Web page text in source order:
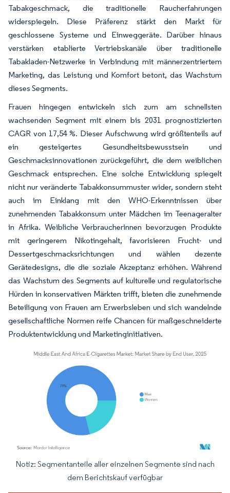
Tabakgeschmack, die traditionelle Raucherfahrungen
widerspiegeln. Diese Präferenz stärkt den Markt für
geschlossene Systeme und Einweggeräte. Darüber hinaus
verstärken etablierte Vertriebskanäle über traditionelle
Tabakladen-Netzwerke in Verbindung mit männerzentriertem
Marketing, das Leistung und Komfort betont, das Wachstum
dieses Segments.
Frauen hingegen entwickeln sich zum am schnellsten
wachsenden Segment mit einem bis 2031 prognostizierten
CAGR von 17,54 %. Dieser Aufschwung wird größtenteils auf
ein gesteigertes Gesundheitsbewusstsein und
Geschmacksinnovationen zurückgeführt, die dem weiblichen
Geschmack entsprechen. Eine solche Entwicklung spiegelt
nicht nur veränderte Tabakkonsummuster wider, sondern steht
auch im Einklang mit den WHO-Erkenntnissen über
zunehmenden Tabakkonsum unter Mädchen im Teenageralter
in Afrika. Weibliche Verbraucherinnen bevorzugen Produkte
mit geringerem Nikotingehalt, favorisieren Frucht- und
Dessertgeschmacksrichtungen und wählen dezente
Gerätedesigns, die die soziale Akzeptanz erhöhen. Während
das Wachstum des Segments auf kulturelle und regulatorische
Hürden in konservativen Märkten trifft, bieten die zunehmende
Beteiligung von Frauen am Erwerbsleben und sich wandelnde
gesellschaftliche Normen reife Chancen für maßgeschneiderte
Produktentwicklung und Marketinginitiativen.
Bild © Mordor Intelligence. Wiederverwendung erfordert Namensnennung
Notiz: Segmentanteile aller einzelnen Segmente sind nach
dem Berichtskauf verfügbar